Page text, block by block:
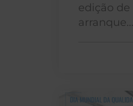
edição de
arranque...